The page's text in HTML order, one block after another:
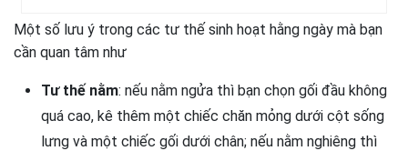
Một số lưu ý trong các tư thế sinh hoạt hằng ngày mà bạn
cần quan tâm như
Tư thế nằm: nếu nằm ngửa thì bạn chọn gối đầu không
quá cao, kê thêm một chiếc chăn mỏng dưới cột sống
lưng và một chiếc gối dưới chân; nếu nằm nghiêng thì